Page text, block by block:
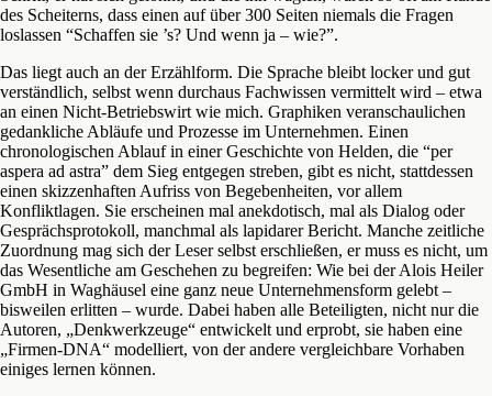
des Scheiterns, dass einen auf über 300 Seiten niemals die Fragen
loslassen “Schaffen sie ’s? Und wenn ja – wie?”.
Das liegt auch an der Erzählform. Die Sprache bleibt locker und gut
verständlich, selbst wenn durchaus Fachwissen vermittelt wird – etwa
an einen Nicht-Betriebswirt wie mich. Graphiken veranschaulichen
gedankliche Abläufe und Prozesse im Unternehmen. Einen
chronologischen Ablauf in einer Geschichte von Helden, die “per
aspera ad astra” dem Sieg entgegen streben, gibt es nicht, stattdessen
einen skizzenhaften Aufriss von Begebenheiten, vor allem
Konfliktlagen. Sie erscheinen mal anekdotisch, mal als Dialog oder
Gesprächsprotokoll, manchmal als lapidarer Bericht. Manche zeitliche
Zuordnung mag sich der Leser selbst erschließen, er muss es nicht, um
das Wesentliche am Geschehen zu begreifen: Wie bei der Alois Heiler
GmbH in Waghäusel eine ganz neue Unternehmensform gelebt –
bisweilen erlitten – wurde. Dabei haben alle Beteiligten, nicht nur die
Autoren, „Denkwerkzeuge“ entwickelt und erprobt, sie haben eine
„Firmen-DNA“ modelliert, von der andere vergleichbare Vorhaben
einiges lernen können.